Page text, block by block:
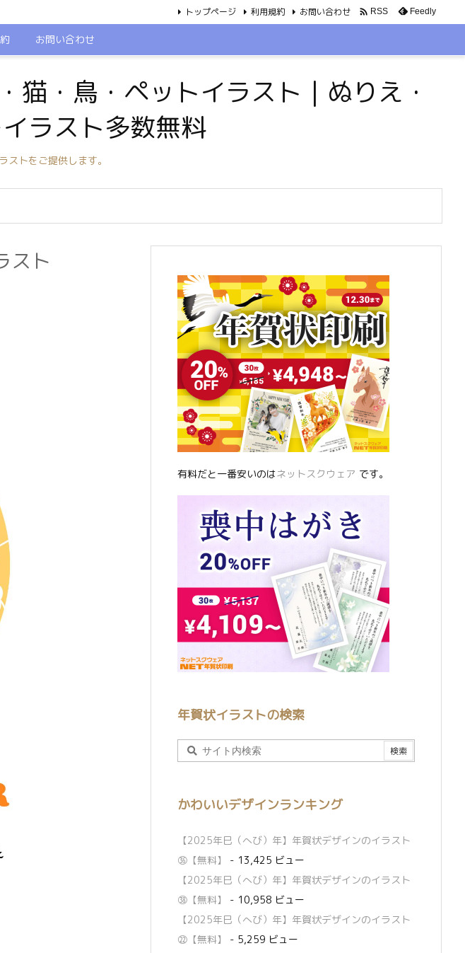
お問い合わせ
トップページ 利用規約 お問い合わせ  RSS Feedly
・鳥・ペットイラスト｜ぬりえ・
ラスト多数無料
ストをご提供します。
スト
有料だと一番安いのはネットスクウェア です。
年賀状イラストの検索
かわいいデザインランキング
【2025年巳（へび）年】年賀状デザインのイラスト
㊱【無料】
- 13,425 ビュー
【2025年巳（へび）年】年賀状デザインのイラスト
㊳【無料】
- 10,958 ビュー
【2025年巳（へび）年】年賀状デザインのイラスト
㉒【無料】
- 5,259 ビュー